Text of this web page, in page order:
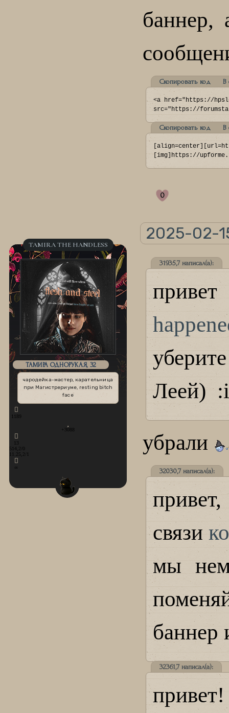
баннер,
Скопировать код В
<a href="https://
Скопировать код В
[img]https://
0
2025-02-
TAMIRA THE HANDLESS
ТАМИРА ОДНОРУКАЯ, 32
чародейка-мастер, карательница
при Магистрериуме, resting bitch
face
1189
+3088
13
514,2/0
11.25,2/1
∞
31935,7 написал(а):
Леей)
убрали
32030,7 написал(а):
связи
мы
баннер
32361,7 написал(а):